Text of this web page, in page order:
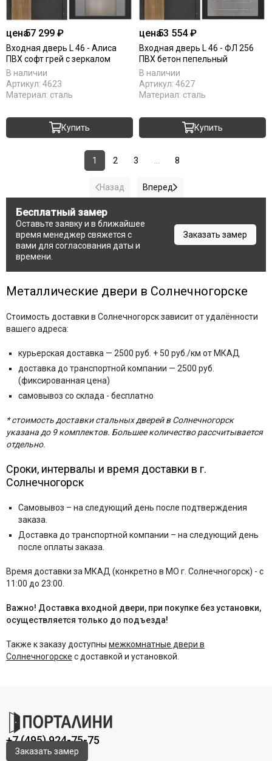
цена57 299 ₽
Входная дверь L 46 - Алиса
ПВХ софт грей с зеркалом
В наличии
Артикул: 4623
Материал: сталь
Купить
цена53 554 ₽
Входная дверь L 46 - ФЛ 256
ПВХ бетон пепельный
В наличии
Артикул: 4627
Материал: сталь
Купить
Назад
1 2 3 8
Вперед
Бесплатный замер
Оставьте заявку и в ближайшее
время менеджер свяжется с
вами для согласования даты и
времени.
Заказать замер
Металлические двери в Солнечногорске
Стоимость доставки в Солнечногорск зависит от удалённости
вашего адреса:
курьерская доставка — 2500 руб. + 50 руб./км от МКАД
доставка до транспортной компании — 2500 руб.
(фиксированная цена)
самовывоз со склада - бесплатно
* стоимость доставки стальных дверей в Солнечногорск
указана до 9 комплектов. Большее количество рассчитывается
отдельно.
Сроки, интервалы и время доставки в г.
Солнечногорск
Самовывоз – на следующий день после подтверждения
заказа.
Доставка до транспортной компании – на следующий день
после оплаты заказа.
Время доставки за МКАД (конкретно в МО г. Солнечногорск) - с
11:00 до 23:00.
Важно! Доставка входной двери, при покупке без установки,
осуществляется только до подъезда!
Также к заказу доступны межкомнатные двери в
Солнечногорске с доставкой и установкой.
+7 (495) 924-75-75
Заказать замер